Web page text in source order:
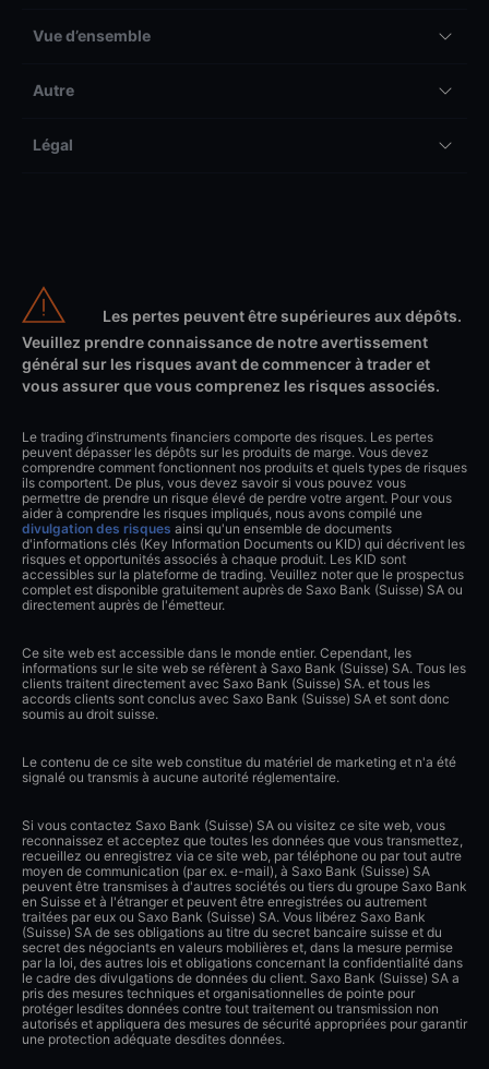
Vue d’ensemble
Autre
Légal
Les pertes peuvent être supérieures aux dépôts.
Veuillez prendre connaissance de notre avertissement
général sur les risques avant de commencer à trader et
vous assurer que vous comprenez les risques associés.
Le trading d’instruments financiers comporte des risques. Les pertes
peuvent dépasser les dépôts sur les produits de marge. Vous devez
comprendre comment fonctionnent nos produits et quels types de risques
ils comportent. De plus, vous devez savoir si vous pouvez vous
permettre de prendre un risque élevé de perdre votre argent. Pour vous
aider à comprendre les risques impliqués, nous avons compilé une
divulgation des risques ainsi qu'un ensemble de documents
d'informations clés (Key Information Documents ou KID) qui décrivent les
risques et opportunités associés à chaque produit. Les KID sont
accessibles sur la plateforme de trading. Veuillez noter que le prospectus
complet est disponible gratuitement auprès de Saxo Bank (Suisse) SA ou
directement auprès de l'émetteur.
Ce site web est accessible dans le monde entier. Cependant, les
informations sur le site web se réfèrent à Saxo Bank (Suisse) SA. Tous les
clients traitent directement avec Saxo Bank (Suisse) SA. et tous les
accords clients sont conclus avec Saxo Bank (Suisse) SA et sont donc
soumis au droit suisse.
Le contenu de ce site web constitue du matériel de marketing et n'a été
signalé ou transmis à aucune autorité réglementaire.
Si vous contactez Saxo Bank (Suisse) SA ou visitez ce site web, vous
reconnaissez et acceptez que toutes les données que vous transmettez,
recueillez ou enregistrez via ce site web, par téléphone ou par tout autre
moyen de communication (par ex. e-mail), à Saxo Bank (Suisse) SA
peuvent être transmises à d'autres sociétés ou tiers du groupe Saxo Bank
en Suisse et à l'étranger et peuvent être enregistrées ou autrement
traitées par eux ou Saxo Bank (Suisse) SA. Vous libérez Saxo Bank
(Suisse) SA de ses obligations au titre du secret bancaire suisse et du
secret des négociants en valeurs mobilières et, dans la mesure permise
par la loi, des autres lois et obligations concernant la confidentialité dans
le cadre des divulgations de données du client. Saxo Bank (Suisse) SA a
pris des mesures techniques et organisationnelles de pointe pour
protéger lesdites données contre tout traitement ou transmission non
autorisés et appliquera des mesures de sécurité appropriées pour garantir
une protection adéquate desdites données.